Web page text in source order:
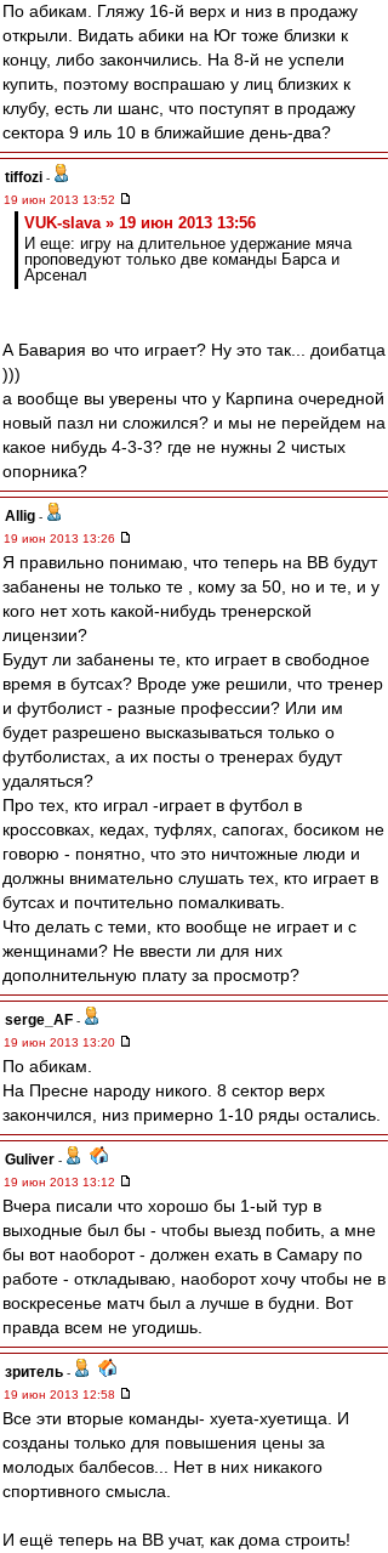
По абикам. Гляжу 16-й верх и низ в продажу
открыли. Видать абики на Юг тоже близки к
концу, либо закончились. На 8-й не успели
купить, поэтому воспрашаю у лиц близких к
клубу, есть ли шанс, что поступят в продажу
сектора 9 иль 10 в ближайшие день-два?
tiffozi -
19 июн 2013 13:52
VUK-slava » 19 июн 2013 13:56
И еще: игру на длительное удержание мяча
проповедуют только две команды Барса и
Арсенал
А Бавария во что играет? Ну это так... доибатца
)))
а вообще вы уверены что у Карпина очередной
новый пазл ни сложился? и мы не перейдем на
какое нибудь 4-3-3? где не нужны 2 чистых
опорника?
Allig -
19 июн 2013 13:26
Я правильно понимаю, что теперь на ВВ будут
забанены не только те , кому за 50, но и те, и у
кого нет хоть какой-нибудь тренерской
лицензии?
Будут ли забанены те, кто играет в свободное
время в бутсах? Вроде уже решили, что тренер
и футболист - разные профессии? Или им
будет разрешено высказываться только о
футболистах, а их посты о тренерах будут
удаляться?
Про тех, кто играл -играет в футбол в
кроссовках, кедах, туфлях, сапогах, босиком не
говорю - понятно, что это ничтожные люди и
должны внимательно слушать тех, кто играет в
бутсах и почтительно помалкивать.
Что делать с теми, кто вообще не играет и с
женщинами? Не ввести ли для них
дополнительную плату за просмотр?
serge_AF -
19 июн 2013 13:20
По абикам.
На Пресне народу никого. 8 сектор верх
закончился, низ примерно 1-10 ряды остались.
Guliver -
19 июн 2013 13:12
Вчера писали что хорошо бы 1-ый тур в
выходные был бы - чтобы выезд побить, а мне
бы вот наоборот - должен ехать в Самару по
работе - откладываю, наоборот хочу чтобы не в
воскресенье матч был а лучше в будни. Вот
правда всем не угодишь.
зpитель -
19 июн 2013 12:58
Все эти вторые команды- хуета-хуетища. И
созданы только для повышения цены за
молодых балбесов... Нет в них никакого
спортивного смысла.
И ещё теперь на ВВ учат, как дома строить!